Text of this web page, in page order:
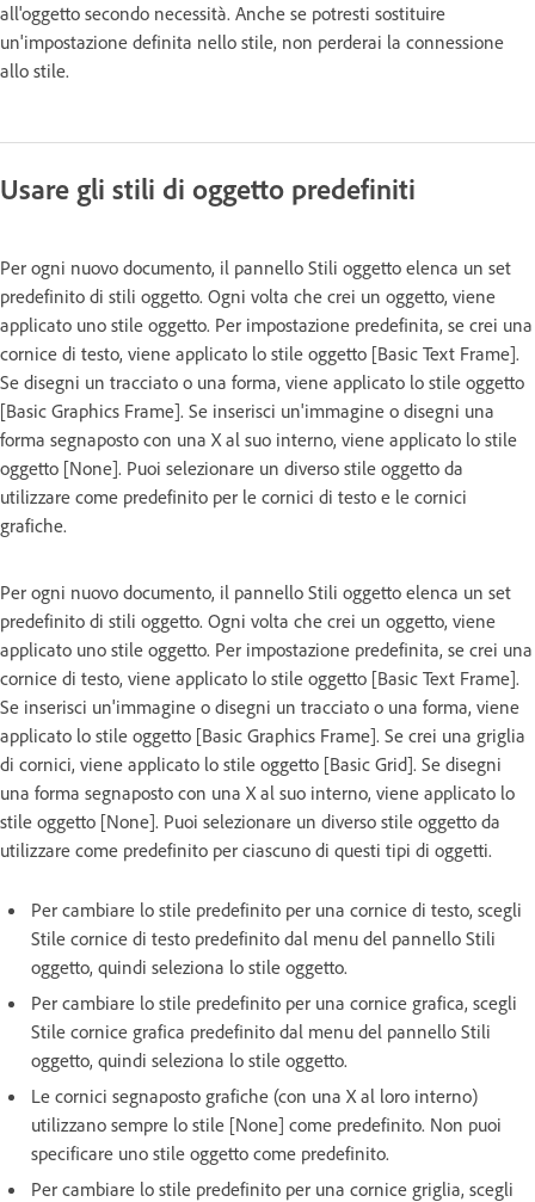
all'oggetto secondo necessità. Anche se potresti sostituire
un'impostazione definita nello stile, non perderai la connessione
allo stile.
Usare gli stili di oggetto predefiniti
Per ogni nuovo documento, il pannello Stili oggetto elenca un set
predefinito di stili oggetto. Ogni volta che crei un oggetto, viene
applicato uno stile oggetto. Per impostazione predefinita, se crei una
cornice di testo, viene applicato lo stile oggetto [Basic Text Frame].
Se disegni un tracciato o una forma, viene applicato lo stile oggetto
[Basic Graphics Frame]. Se inserisci un'immagine o disegni una
forma segnaposto con una X al suo interno, viene applicato lo stile
oggetto [None]. Puoi selezionare un diverso stile oggetto da
utilizzare come predefinito per le cornici di testo e le cornici
grafiche.
Per ogni nuovo documento, il pannello Stili oggetto elenca un set
predefinito di stili oggetto. Ogni volta che crei un oggetto, viene
applicato uno stile oggetto. Per impostazione predefinita, se crei una
cornice di testo, viene applicato lo stile oggetto [Basic Text Frame].
Se inserisci un'immagine o disegni un tracciato o una forma, viene
applicato lo stile oggetto [Basic Graphics Frame]. Se crei una griglia
di cornici, viene applicato lo stile oggetto [Basic Grid]. Se disegni
una forma segnaposto con una X al suo interno, viene applicato lo
stile oggetto [None]. Puoi selezionare un diverso stile oggetto da
utilizzare come predefinito per ciascuno di questi tipi di oggetti.
Per cambiare lo stile predefinito per una cornice di testo, scegli
Stile cornice di testo predefinito dal menu del pannello Stili
oggetto, quindi seleziona lo stile oggetto.
Per cambiare lo stile predefinito per una cornice grafica, scegli
Stile cornice grafica predefinito dal menu del pannello Stili
oggetto, quindi seleziona lo stile oggetto.
Le cornici segnaposto grafiche (con una X al loro interno)
utilizzano sempre lo stile [None] come predefinito. Non puoi
specificare uno stile oggetto come predefinito.
Per cambiare lo stile predefinito per una cornice griglia, scegli